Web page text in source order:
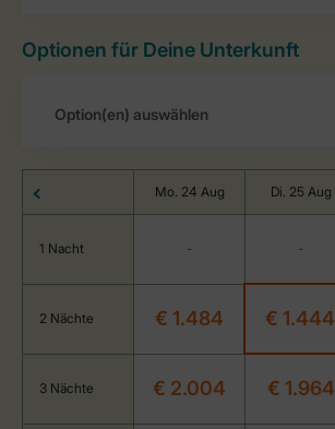
Optionen für Deine Unterkunft
Mo. 24 Aug Di. 25 Aug
1 Nacht - -
2 Nächte € 1.484 € 1.444
3 Nächte € 2.004 € 1.964